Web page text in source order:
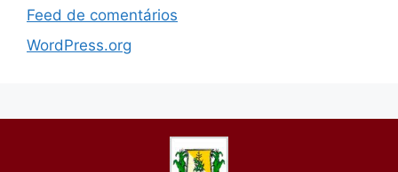
Feed de comentários
WordPress.org